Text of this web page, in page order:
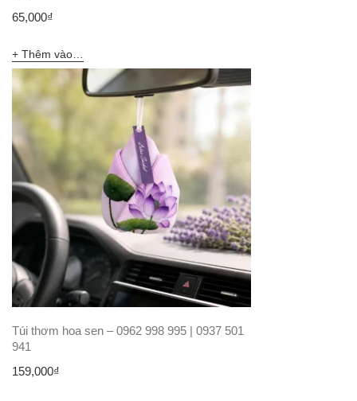
65,000₫
Thêm vào giỏ hàng
Túi thơm hoa sen – 0962 998 995 | 0937 501
941
159,000₫